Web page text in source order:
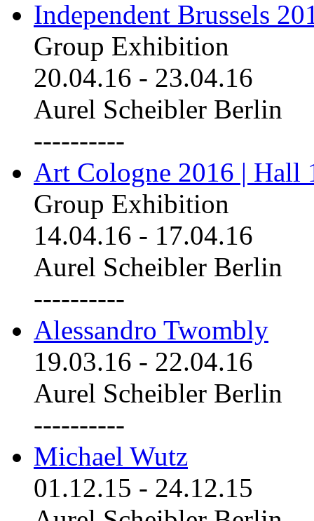
Independent Brussels
Group Exhibition
20.04.16 - 23.04.16
Aurel Scheibler Berlin
----------
Art Cologne 2016 | Hall
Group Exhibition
14.04.16 - 17.04.16
Aurel Scheibler Berlin
----------
Alessandro Twombly
19.03.16 - 22.04.16
Aurel Scheibler Berlin
----------
Michael Wutz
01.12.15 - 24.12.15